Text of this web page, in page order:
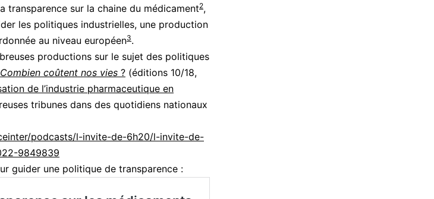
transparence sur la chaine du médicament2,
les politiques industrielles, une production
au niveau européen3.
productions sur le sujet des politiques
Combien coûtent nos vies ? (éditions 10/18,
de l’industrie pharmaceutique en
tribunes dans des quotidiens nationaux
podcasts/l-invite-de-6h20/l-invite-de-
9849839
guider une politique de transparence :